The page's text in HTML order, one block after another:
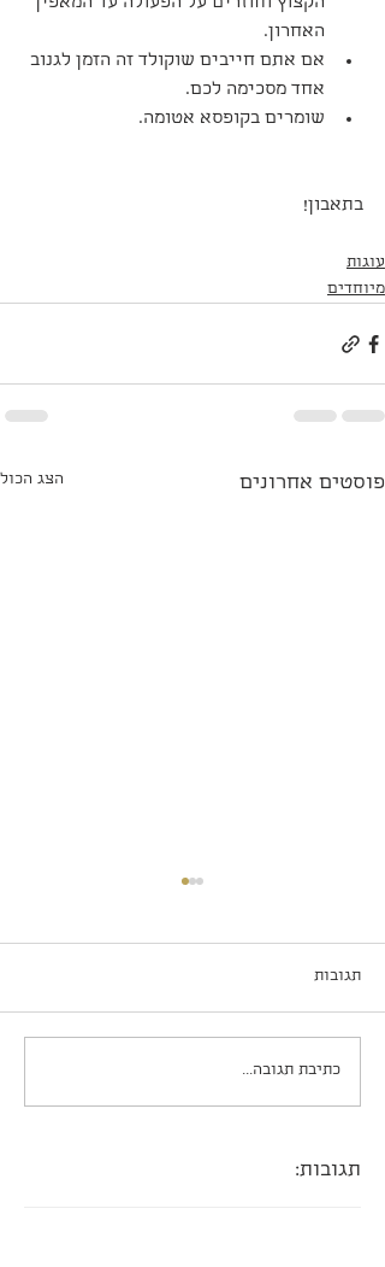
הקצוץ וחוזרים על הפעולה עד המאפין
האחרון.
אם אתם חייבים שוקולד זה הזמן לגנוב
אחד מסכימה לכם.
שומרים בקופסא אטומה.
בתאבון!
עוגות
מיוחדים
פוסטים אחרונים הצג הכול
תגובות
כתיבת תגובה...
תגובות: